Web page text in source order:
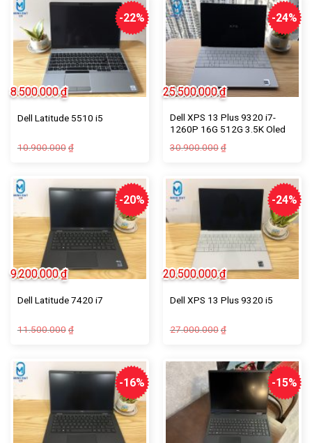
-22%
Dell Latitude 5510 i5
10.900.000 ₫
8.500.000₫
-24%
Dell XPS 13 Plus 9320 i7-
1260P 16G 512G 3.5K Oled
30.900.000 ₫
25.500.000₫
-20%
Dell Latitude 7420 i7
11.500.000 ₫
9.200.000₫
-24%
Dell XPS 13 Plus 9320 i5
27.000.000 ₫
20.500.000₫
-16% -15%